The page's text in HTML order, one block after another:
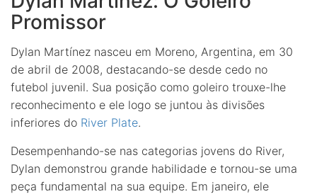
Promissor
Dylan Martínez nasceu em Moreno, Argentina, em 30
de abril de 2008, destacando-se desde cedo no
futebol juvenil. Sua posição como goleiro trouxe-lhe
reconhecimento e ele logo se juntou às divisões
inferiores do River Plate.
Desempenhando-se nas categorias jovens do River,
Dylan demonstrou grande habilidade e tornou-se uma
peça fundamental na sua equipe. Em janeiro, ele